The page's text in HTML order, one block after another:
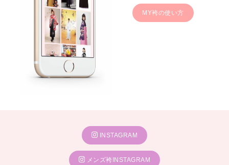
MY袴の使い方
INSTAGRAM
メンズ袴INSTAGRAM